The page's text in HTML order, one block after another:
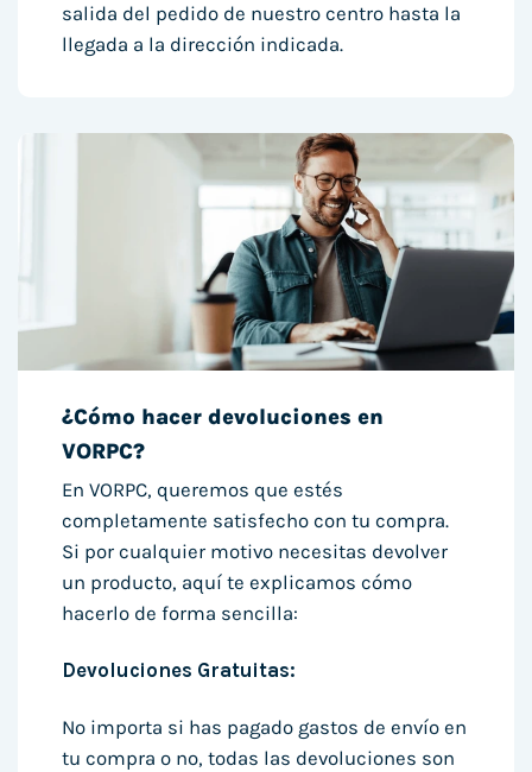
salida del pedido de nuestro centro hasta la
llegada a la dirección indicada.
¿Cómo hacer devoluciones en
VORPC?
En VORPC, queremos que estés
completamente satisfecho con tu compra.
Si por cualquier motivo necesitas devolver
un producto, aquí te explicamos cómo
hacerlo de forma sencilla:
Devoluciones Gratuitas:
No importa si has pagado gastos de envío en
tu compra o no, todas las devoluciones son